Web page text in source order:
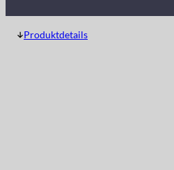
Produktdetails